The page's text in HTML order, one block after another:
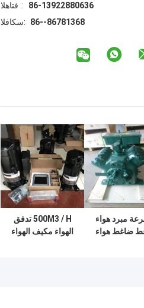
الهاتف ::
86-13922880636
الفاكس:
86--86781368
مبرد هواء
ضاغط هواء
500M3 / H تدفق
الهواء مكيف الهواء